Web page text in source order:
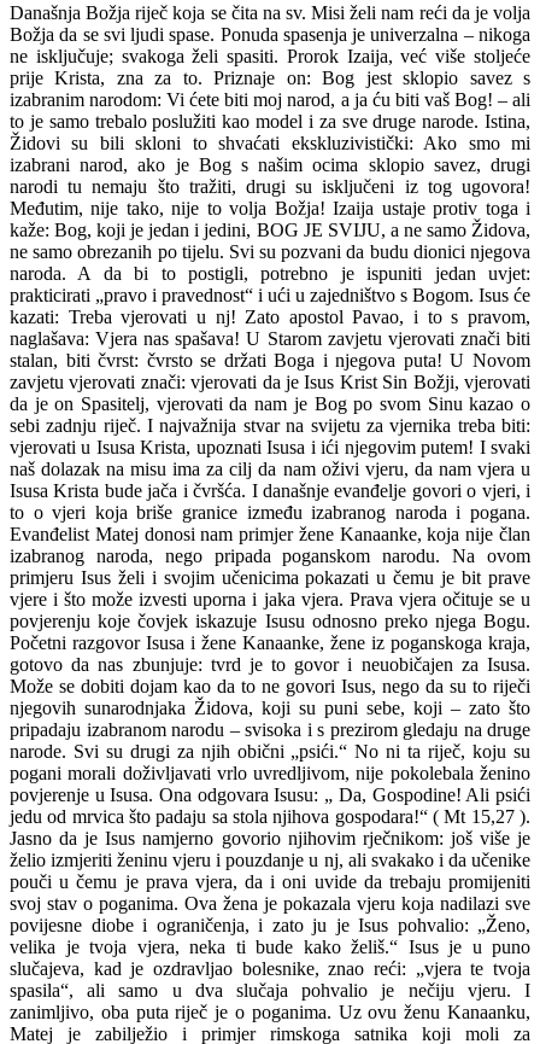
Današnja Božja riječ koja se čita na sv. Misi želi nam reći da je volja
Božja da se svi ljudi spase. Ponuda spasenja je univerzalna – nikoga
ne isključuje; svakoga želi spasiti. Prorok Izaija, već više stoljeće
prije Krista, zna za to. Priznaje on: Bog jest sklopio savez s
izabranim narodom: Vi ćete biti moj narod, a ja ću biti vaš Bog! – ali
to je samo trebalo poslužiti kao model i za sve druge narode. Istina,
Židovi su bili skloni to shvaćati ekskluzivistički: Ako smo mi
izabrani narod, ako je Bog s našim ocima sklopio savez, drugi
narodi tu nemaju što tražiti, drugi su isključeni iz tog ugovora!
Međutim, nije tako, nije to volja Božja! Izaija ustaje protiv toga i
kaže: Bog, koji je jedan i jedini, BOG JE SVIJU, a ne samo Židova,
ne samo obrezanih po tijelu. Svi su pozvani da budu dionici njegova
naroda. A da bi to postigli, potrebno je ispuniti jedan uvjet:
prakticirati „pravo i pravednost“ i ući u zajedništvo s Bogom. Isus će
kazati: Treba vjerovati u nj! Zato apostol Pavao, i to s pravom,
naglašava: Vjera nas spašava! U Starom zavjetu vjerovati znači biti
stalan, biti čvrst: čvrsto se držati Boga i njegova puta! U Novom
zavjetu vjerovati znači: vjerovati da je Isus Krist Sin Božji, vjerovati
da je on Spasitelj, vjerovati da nam je Bog po svom Sinu kazao o
sebi zadnju riječ. I najvažnija stvar na svijetu za vjernika treba biti:
vjerovati u Isusa Krista, upoznati Isusa i ići njegovim putem! I svaki
naš dolazak na misu ima za cilj da nam oživi vjeru, da nam vjera u
Isusa Krista bude jača i čvršća. I današnje evanđelje govori o vjeri, i
to o vjeri koja briše granice između izabranog naroda i pogana.
Evanđelist Matej donosi nam primjer žene Kanaanke, koja nije član
izabranog naroda, nego pripada poganskom narodu. Na ovom
primjeru Isus želi i svojim učenicima pokazati u čemu je bit prave
vjere i što može izvesti uporna i jaka vjera. Prava vjera očituje se u
povjerenju koje čovjek iskazuje Isusu odnosno preko njega Bogu.
Početni razgovor Isusa i žene Kanaanke, žene iz poganskoga kraja,
gotovo da nas zbunjuje: tvrd je to govor i neuobičajen za Isusa.
Može se dobiti dojam kao da to ne govori Isus, nego da su to riječi
njegovih sunarodnjaka Židova, koji su puni sebe, koji – zato što
pripadaju izabranom narodu – svisoka i s prezirom gledaju na druge
narode. Svi su drugi za njih obični „psići.“ No ni ta riječ, koju su
pogani morali doživljavati vrlo uvredljivom, nije pokolebala ženino
povjerenje u Isusa. Ona odgovara Isusu: „ Da, Gospodine! Ali psići
jedu od mrvica što padaju sa stola njihova gospodara!“ ( Mt 15,27 ).
Jasno da je Isus namjerno govorio njihovim rječnikom: još više je
želio izmjeriti ženinu vjeru i pouzdanje u nj, ali svakako i da učenike
pouči u čemu je prava vjera, da i oni uvide da trebaju promijeniti
svoj stav o poganima. Ova žena je pokazala vjeru koja nadilazi sve
povijesne diobe i ograničenja, i zato ju je Isus pohvalio: „Ženo,
velika je tvoja vjera, neka ti bude kako želiš.“ Isus je u puno
slučajeva, kad je ozdravljao bolesnike, znao reći: „vjera te tvoja
spasila“, ali samo u dva slučaja pohvalio je nečiju vjeru. I
zanimljivo, oba puta riječ je o poganima. Uz ovu ženu Kanaanku,
Matej je zabilježio i primjer rimskoga satnika koji moli za